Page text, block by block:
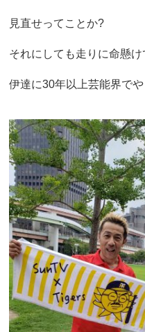
見直せってことか?
それにしても走りに命懸
伊達に30年以上芸能界でや